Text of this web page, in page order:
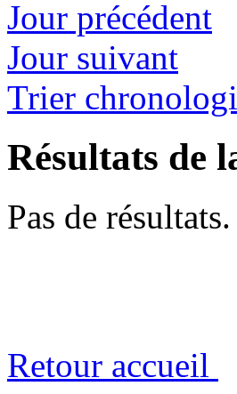
Jour précédent
Jour suivant
Trier
Résultats de
Pas de résultats.
Retour accueil